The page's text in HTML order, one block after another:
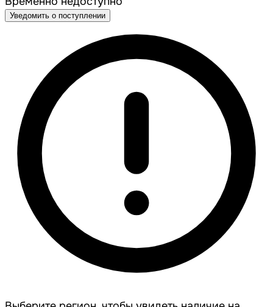
Уведомить о поступлении